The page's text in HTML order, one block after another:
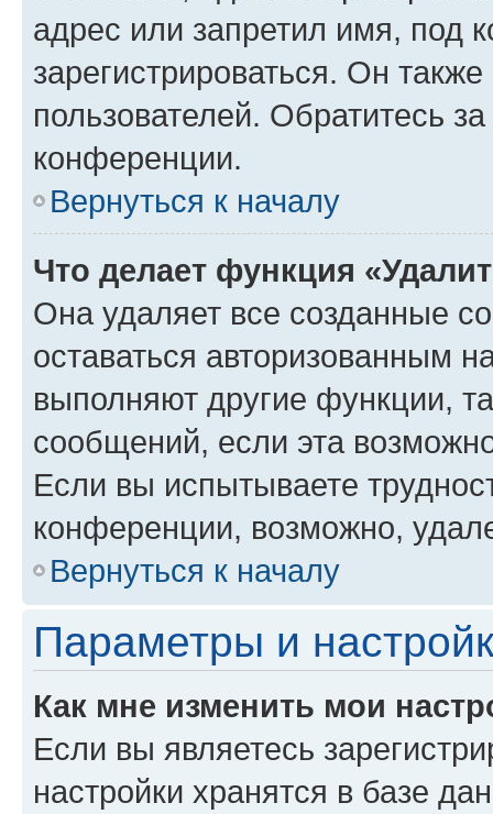
адрес или запретил имя, под
зарегистрироваться. Он
пользователей. Обратитесь
конференции.
Вернуться к началу
Что делает функция
Она удаляет все созданные
оставаться авторизованным
выполняют другие функции,
сообщений, если эта
Если вы испытываете
конференции, возможно,
Вернуться к началу
Параметры и
Как мне изменить мои
Если вы являетесь
настройки хранятся в базе